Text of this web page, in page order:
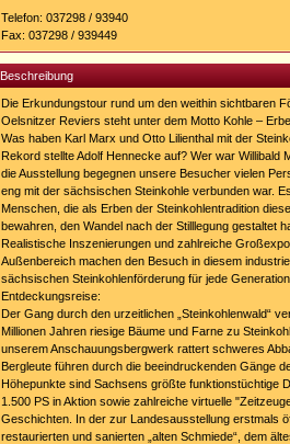
https://http://www.bergbaumuseum-
oelsnitz.de
Telefon: 037298 / 93940
Fax: 037298 / 939449
Beschreibung
Die Erkundungstour rund um den weithin sichtbaren
Oelsnitzer Reviers steht unter dem Motto Kohle –
Was haben Karl Marx und Otto Lilienthal mit der
Rekord stellte Adolf Hennecke auf? Wer war Willibald
die Ausstellung begegnen unsere Besucher vielen
eng mit der sächsischen Steinkohle verbunden war.
Menschen, die als Erben der Steinkohlentradition
bewahren, den Wandel nach der Stilllegung gestaltet
Realistische Inszenierungen und zahlreiche
Außenbereich machen den Besuch in diesem
sächsischen Steinkohlenförderung für jede
Entdeckungsreise:
Der Gang durch den urzeitlichen „Steinkohlenwald“
Millionen Jahren riesige Bäume und Farne zu
unserem Anschauungsbergwerk rattert schweres
Bergleute führen durch die beeindruckenden Gänge
Höhepunkte sind Sachsens größte funktionstüchtige
1.500 PS in Aktion sowie zahlreiche virtuelle
Geschichten. In der zur Landesausstellung erstmals
restaurierten und sanierten „alten Schmiede“, dem